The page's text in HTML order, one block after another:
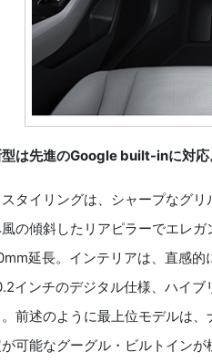
は先進のGoogle built-inに対応
タイリングは、シャープなグリ
の傾斜したリアピラーでエレ
延長。インテリアは、直感的
インチのデジタル仕様、ハイ
。前述のように最上位モデルは
可能なグーグル・ビルトインが